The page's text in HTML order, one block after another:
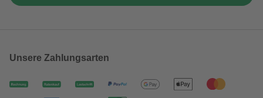
Unsere Zahlungsarten